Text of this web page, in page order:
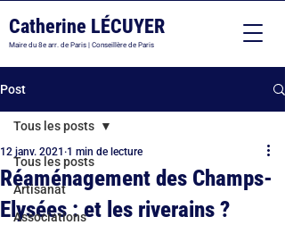
Catherine LÉCUYER
Maire du 8e arr. de Paris | Conseillère de Paris
Post
Tous les posts
Artisanat
Associations
Tous les posts
Réaménagement des Champs-
Elysées : et les riverains ?
12 janv. 2021 1 min de lecture